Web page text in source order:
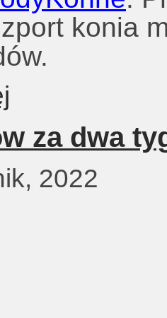
konia
za dwa
2022